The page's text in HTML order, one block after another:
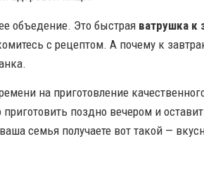
объедение. Это быстрая ватрушка к
с рецептом. А почему к
на приготовление
поздно вечером и
семья получаете вот такой —